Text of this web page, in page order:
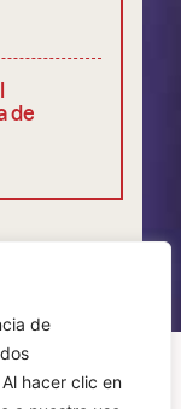
de
hacer clic en
de